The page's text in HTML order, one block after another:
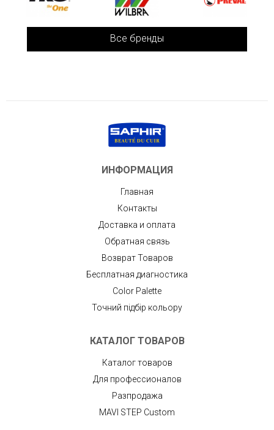
Все бренды
ИНФОРМАЦИЯ
Главная
Контакты
Доставка и оплата
Обратная связь
Возврат Товаров
Бесплатная диагностика
Color Palette
Точний підбір кольору
КАТАЛОГ ТОВАРОВ
Каталог товаров
Для профессионалов
Разпродажа
MAVI STEP Custom